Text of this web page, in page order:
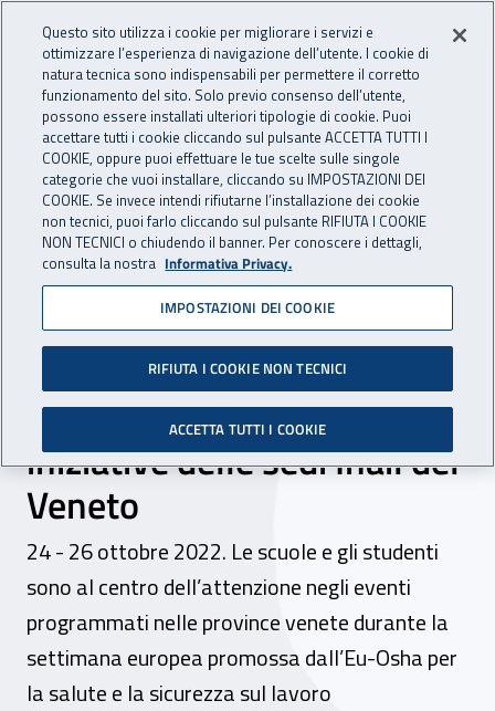
INAIL - Istituto Nazionale
Apri cerca
Navigazione principale
Navigazione - Ti trovi in:
Home Inail comunica Eventi
dal 24 al 26 ottobre 2022
Settimana europea per la
sicurezza e la salute negli
ambienti di lavoro, le
iniziative delle sedi Inail del
Veneto
24 - 26 ottobre 2022. Le scuole e gli studenti
sono al centro dell’attenzione negli eventi
programmati nelle province venete durante la
settimana europea promossa dall’Eu-Osha per
la salute e la sicurezza sul lavoro
Questo sito utilizza i cookie per migliorare i servizi e
ottimizzare l’esperienza di navigazione dell’utente. I cookie di
natura tecnica sono indispensabili per permettere il corretto
funzionamento del sito. Solo previo consenso dell’utente,
possono essere installati ulteriori tipologie di cookie. Puoi
accettare tutti i cookie cliccando sul pulsante ACCETTA TUTTI I
COOKIE, oppure puoi effettuare le tue scelte sulle singole
categorie che vuoi installare, cliccando su IMPOSTAZIONI DEI
COOKIE. Se invece intendi rifiutarne l’installazione dei cookie
non tecnici, puoi farlo cliccando sul pulsante RIFIUTA I COOKIE
NON TECNICI o chiudendo il banner. Per conoscere i dettagli,
consulta la nostra Informativa Privacy.
IMPOSTAZIONI DEI COOKIE
RIFIUTA I COOKIE NON TECNICI
ACCETTA TUTTI I COOKIE